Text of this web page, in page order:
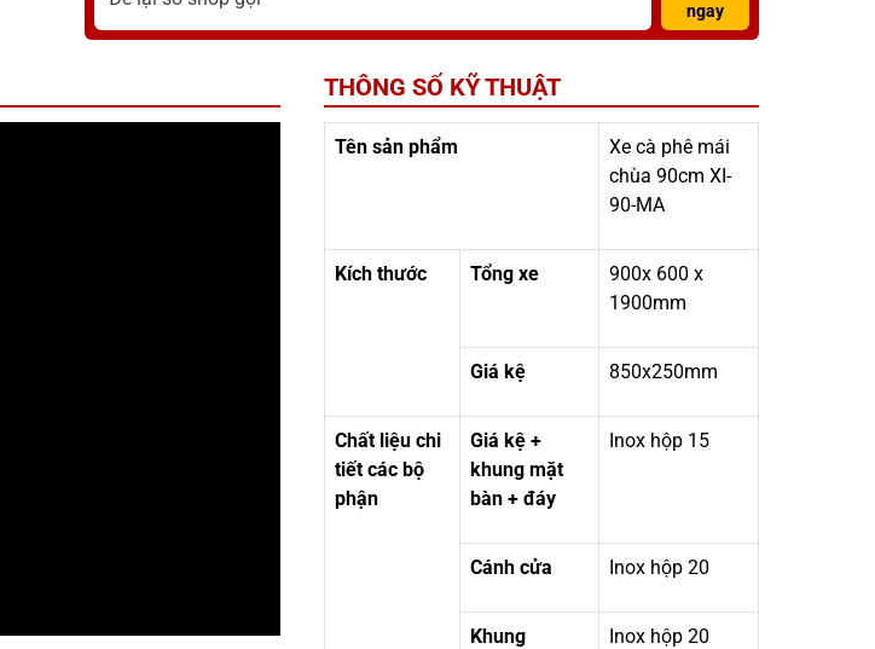
ngay
THÔNG SỐ KỸ THUẬT
Tên sản phẩm
Xe cà phê mái
chùa 90cm XI-
90-MA
Kích thước Tổng xe
900x 600 x
1900mm
Giá kệ 850x250mm
Chất liệu chi
tiết các bộ
phận
Giá kệ +
khung mặt
bàn + đáy
Inox hộp 15
Cánh cửa Inox hộp 20
Khung Inox hộp 20